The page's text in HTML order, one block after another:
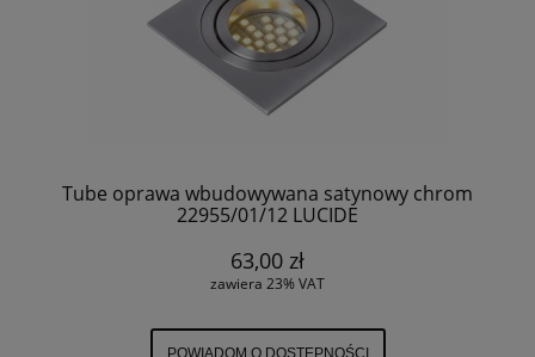
Tube oprawa wbudowywana satynowy chrom
22955/01/12 LUCIDE
63,00 zł
zawiera 23% VAT
POWIADOM O DOSTĘPNOŚCI